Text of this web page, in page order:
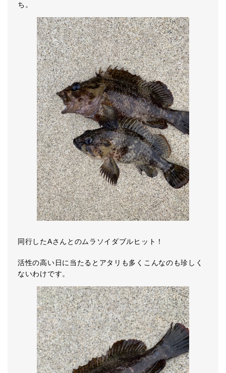
ち。
同行したAさんとのムラソイダブルヒット！
活性の高い日に当たるとアタリも多くこんなのも珍しく
ないわけです。